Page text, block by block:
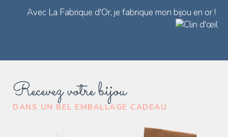
Recevez votre bijou
DANS UN BEL EMBALLAGE CADEAU
Avec La Fabrique d'Or, je fabrique mon bijou en or !